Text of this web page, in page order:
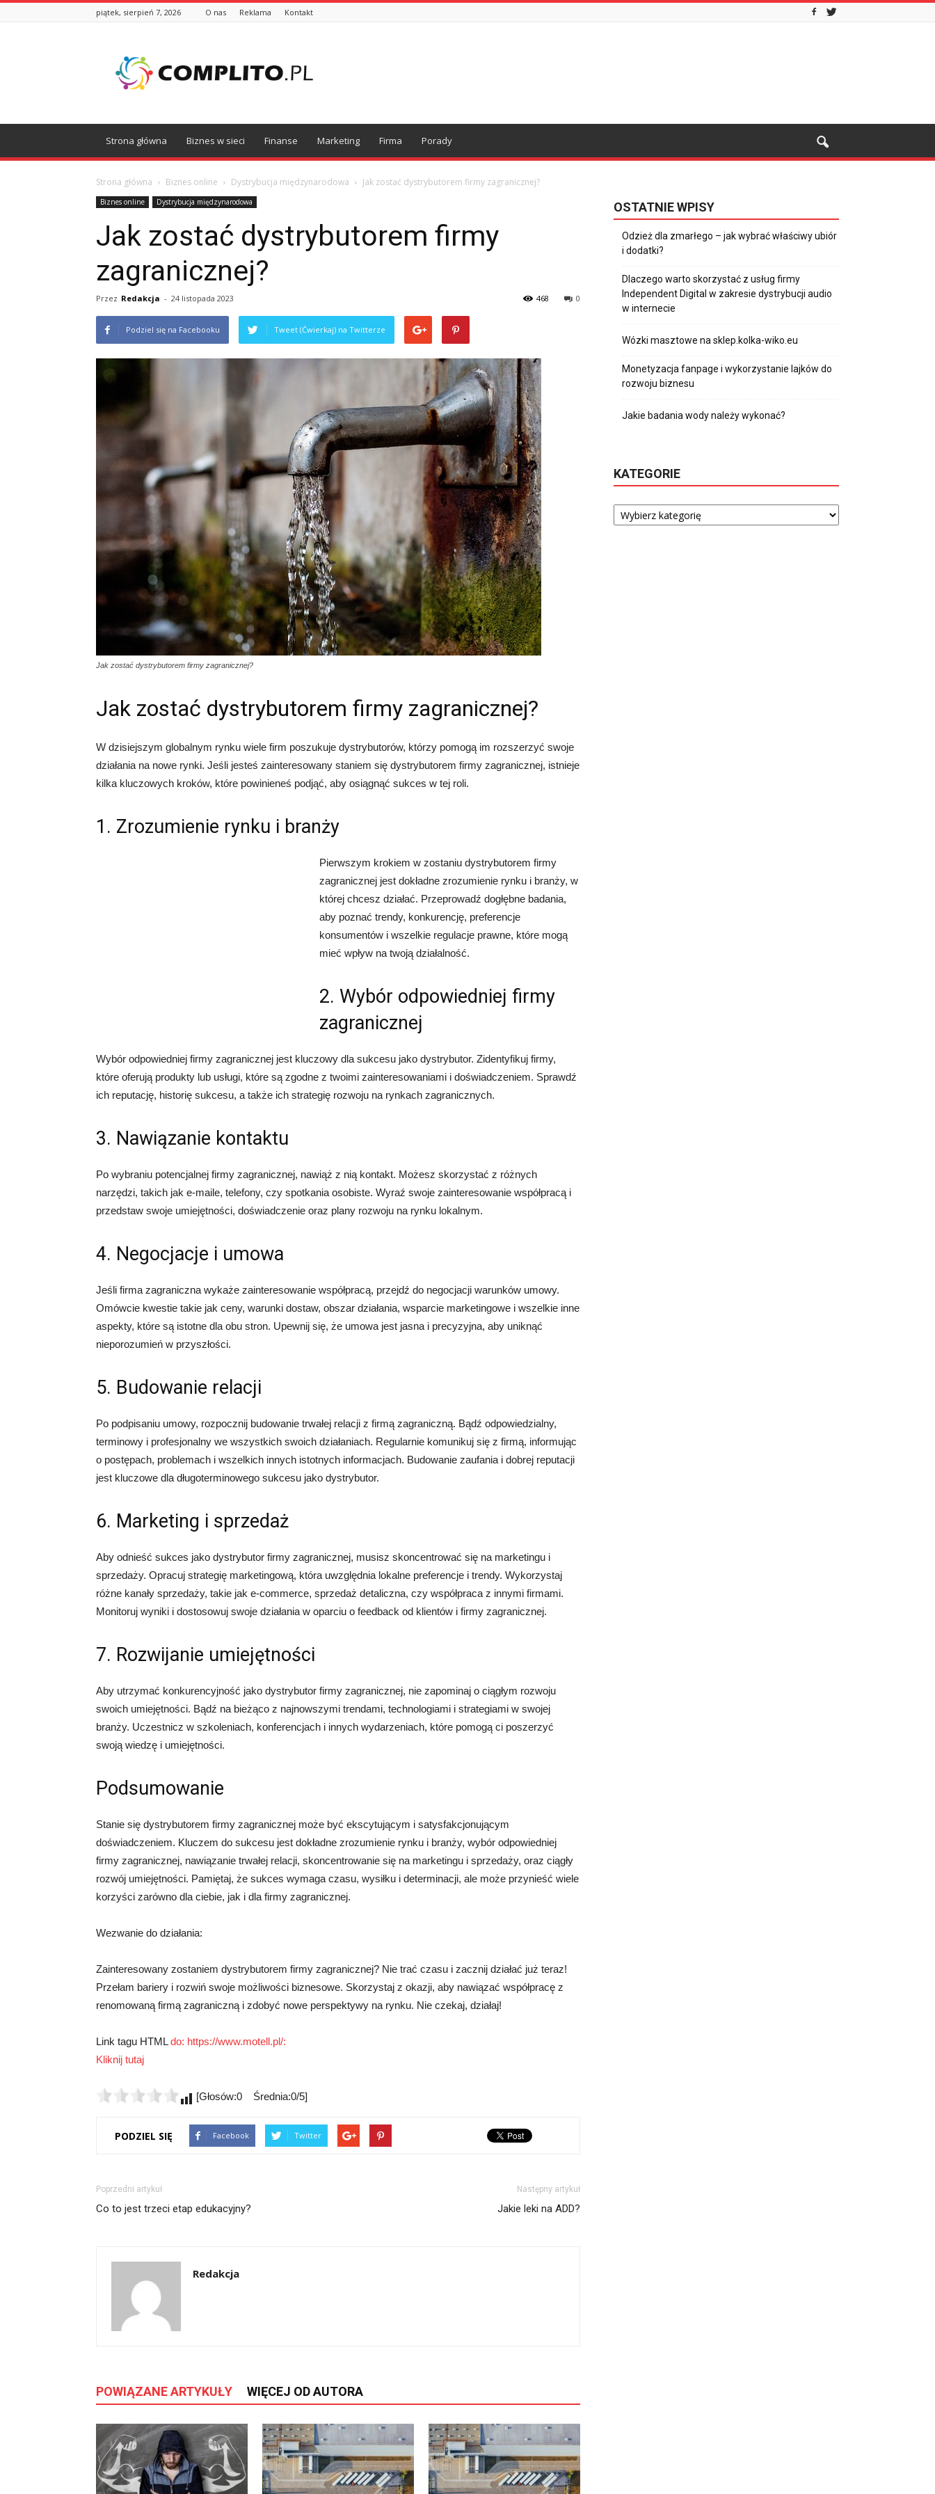
piątek, sierpień 7, 2026 O nas Reklama Kontakt
Strona główna Biznes w sieci Finanse Marketing Firma Porady
Strona główna Biznes online Dystrybucja międzynarodowa Jak zostać dystrybutorem firmy zagranicznej?
Biznes online Dystrybucja międzynarodowa
Jak zostać dystrybutorem firmy
zagranicznej?
Przez Redakcja - 24 listopada 2023 0
468
Podziel się na Facebooku Tweet (Ćwierkaj) na Twitterze
Jak zostać dystrybutorem firmy zagranicznej?
Jak zostać dystrybutorem firmy zagranicznej?
W dzisiejszym globalnym rynku wiele firm poszukuje dystrybutorów, którzy pomogą im rozszerzyć swoje
działania na nowe rynki. Jeśli jesteś zainteresowany staniem się dystrybutorem firmy zagranicznej, istnieje
kilka kluczowych kroków, które powinieneś podjąć, aby osiągnąć sukces w tej roli.
1. Zrozumienie rynku i branży
Pierwszym krokiem w zostaniu dystrybutorem firmy
zagranicznej jest dokładne zrozumienie rynku i branży, w
której chcesz działać. Przeprowadź dogłębne badania,
aby poznać trendy, konkurencję, preferencje
konsumentów i wszelkie regulacje prawne, które mogą
mieć wpływ na twoją działalność.
2. Wybór odpowiedniej firmy
zagranicznej
Wybór odpowiedniej firmy zagranicznej jest kluczowy dla sukcesu jako dystrybutor. Zidentyfikuj firmy,
które oferują produkty lub usługi, które są zgodne z twoimi zainteresowaniami i doświadczeniem. Sprawdź
ich reputację, historię sukcesu, a także ich strategię rozwoju na rynkach zagranicznych.
3. Nawiązanie kontaktu
Po wybraniu potencjalnej firmy zagranicznej, nawiąż z nią kontakt. Możesz skorzystać z różnych
narzędzi, takich jak e-maile, telefony, czy spotkania osobiste. Wyraź swoje zainteresowanie współpracą i
przedstaw swoje umiejętności, doświadczenie oraz plany rozwoju na rynku lokalnym.
4. Negocjacje i umowa
Jeśli firma zagraniczna wykaże zainteresowanie współpracą, przejdź do negocjacji warunków umowy.
Omówcie kwestie takie jak ceny, warunki dostaw, obszar działania, wsparcie marketingowe i wszelkie inne
aspekty, które są istotne dla obu stron. Upewnij się, że umowa jest jasna i precyzyjna, aby uniknąć
nieporozumień w przyszłości.
5. Budowanie relacji
Po podpisaniu umowy, rozpocznij budowanie trwałej relacji z firmą zagraniczną. Bądź odpowiedzialny,
terminowy i profesjonalny we wszystkich swoich działaniach. Regularnie komunikuj się z firmą, informując
o postępach, problemach i wszelkich innych istotnych informacjach. Budowanie zaufania i dobrej reputacji
jest kluczowe dla długoterminowego sukcesu jako dystrybutor.
6. Marketing i sprzedaż
Aby odnieść sukces jako dystrybutor firmy zagranicznej, musisz skoncentrować się na marketingu i
sprzedaży. Opracuj strategię marketingową, która uwzględnia lokalne preferencje i trendy. Wykorzystaj
różne kanały sprzedaży, takie jak e-commerce, sprzedaż detaliczna, czy współpraca z innymi firmami.
Monitoruj wyniki i dostosowuj swoje działania w oparciu o feedback od klientów i firmy zagranicznej.
7. Rozwijanie umiejętności
Aby utrzymać konkurencyjność jako dystrybutor firmy zagranicznej, nie zapominaj o ciągłym rozwoju
swoich umiejętności. Bądź na bieżąco z najnowszymi trendami, technologiami i strategiami w swojej
branży. Uczestnicz w szkoleniach, konferencjach i innych wydarzeniach, które pomogą ci poszerzyć
swoją wiedzę i umiejętności.
Podsumowanie
Stanie się dystrybutorem firmy zagranicznej może być ekscytującym i satysfakcjonującym
doświadczeniem. Kluczem do sukcesu jest dokładne zrozumienie rynku i branży, wybór odpowiedniej
firmy zagranicznej, nawiązanie trwałej relacji, skoncentrowanie się na marketingu i sprzedaży, oraz ciągły
rozwój umiejętności. Pamiętaj, że sukces wymaga czasu, wysiłku i determinacji, ale może przynieść wiele
korzyści zarówno dla ciebie, jak i dla firmy zagranicznej.
Wezwanie do działania:
Zainteresowany zostaniem dystrybutorem firmy zagranicznej? Nie trać czasu i zacznij działać już teraz!
Przełam bariery i rozwiń swoje możliwości biznesowe. Skorzystaj z okazji, aby nawiązać współpracę z
renomowaną firmą zagraniczną i zdobyć nowe perspektywy na rynku. Nie czekaj, działaj!
Link tagu HTMLdo: https://www.motell.pl/:
Kliknij tutaj
[Głosów:0 Średnia:0/5]
PODZIEL SIĘ Facebook Twitter
Poprzedni artykuł
Co to jest trzeci etap edukacyjny?
Następny artykuł
Jakie leki na ADD?
Redakcja
POWIĄZANE ARTYKUŁY WIĘCEJ OD AUTORA
OSTATNIE WPISY
Odzież dla zmarłego – jak wybrać właściwy ubiór
i dodatki?
Dlaczego warto skorzystać z usług firmy
Independent Digital w zakresie dystrybucji audio
w internecie
Wózki masztowe na sklep.kolka-wiko.eu
Monetyzacja fanpage i wykorzystanie lajków do
rozwoju biznesu
Jakie badania wody należy wykonać?
KATEGORIE
Kategorie